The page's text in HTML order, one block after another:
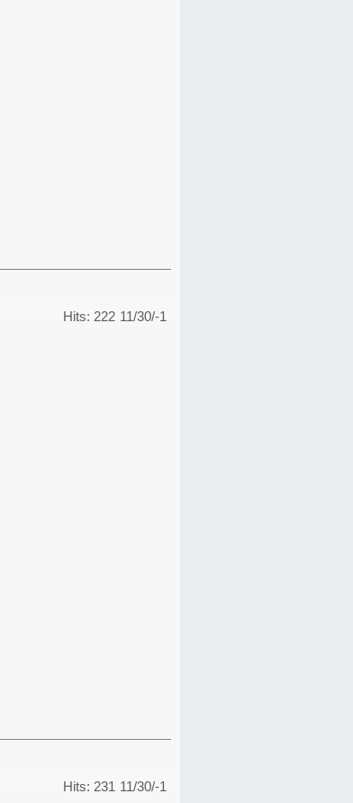
11/30/-1
Hits: 222
11/30/-1
Hits: 231